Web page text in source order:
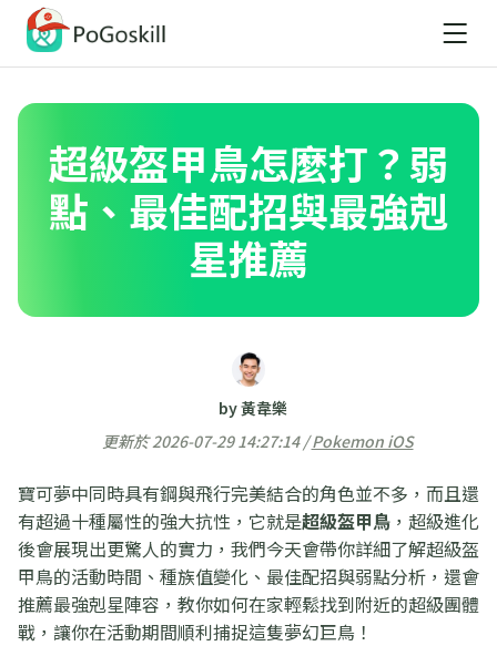
超級盔甲鳥怎麼打？弱
點、最佳配招與最強剋
星推薦
by 黃韋樂
更新於 2026-07-29 14:27:14 /Pokemon iOS
寶可夢中同時具有鋼與飛行完美結合的角色並不多，而且還
有超過十種屬性的強大抗性，它就是超級盔甲鳥 ，超級進化
後會展現出更驚人的實力，我們今天會帶你詳細了解超級盔
甲鳥的活動時間、種族值變化、最佳配招與弱點分析，還會
推薦最強剋星陣容，教你如何在家輕鬆找到附近的超級團體
戰，讓你在活動期間順利捕捉這隻夢幻巨鳥！